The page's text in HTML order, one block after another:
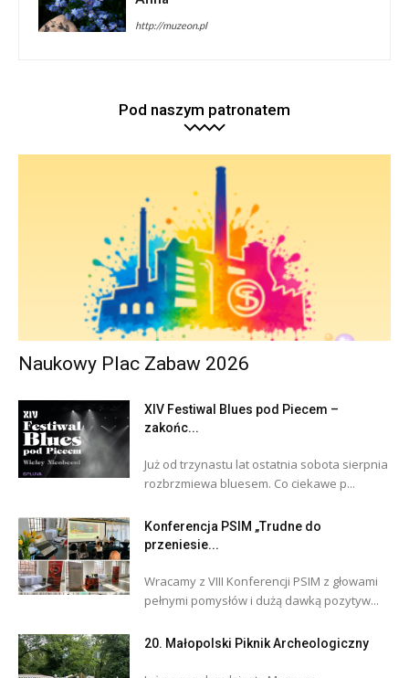
http://muzeon.pl
Pod naszym patronatem
Naukowy Plac Zabaw 2026
XIV Festiwal Blues pod Piecem –
zakońc...
Już od trzynastu lat ostatnia sobota sierpnia
rozbrzmiewa bluesem. Co ciekawe p...
Konferencja PSIM „Trudne do
przeniesie...
Wracamy z VIII Konferencji PSIM z głowami
pełnymi pomysłów i dużą dawką pozytyw...
20. Małopolski Piknik Archeologiczny